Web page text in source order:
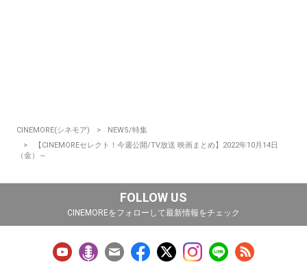
CINEMORE(シネモア)
NEWS/特集
【CINEMOREセレクト！今週公開/TV放送 映画まとめ】2022年10月14日
（金）～
FOLLOW US
CINEMOREをフォローして最新情報をチェック